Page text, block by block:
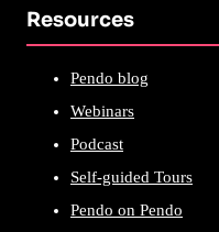
Resources
Pendo blog
Webinars
Podcast
Self-guided Tours
Pendo on Pendo